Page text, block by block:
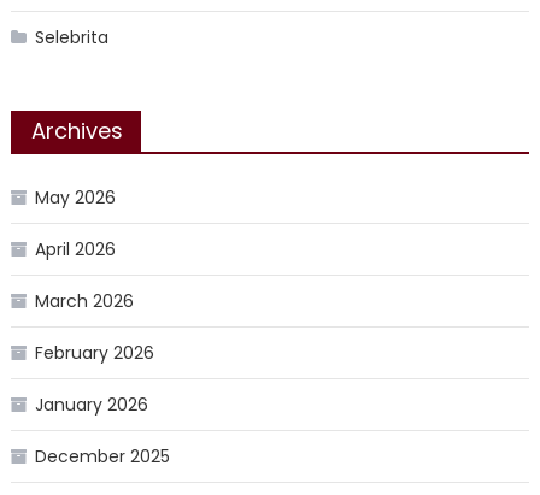
Selebrita
Archives
May 2026
April 2026
March 2026
February 2026
January 2026
December 2025